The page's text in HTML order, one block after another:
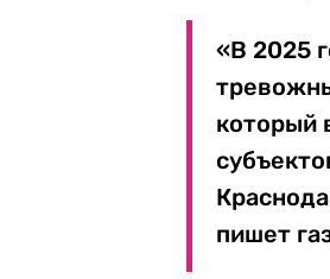
«В 2025
который
пишет